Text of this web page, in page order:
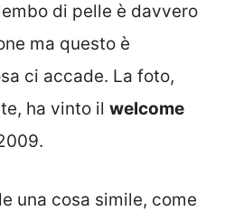
di pelle è davvero
ma questo è
ci accade. La foto,
ha vinto il welcome
una cosa simile, come